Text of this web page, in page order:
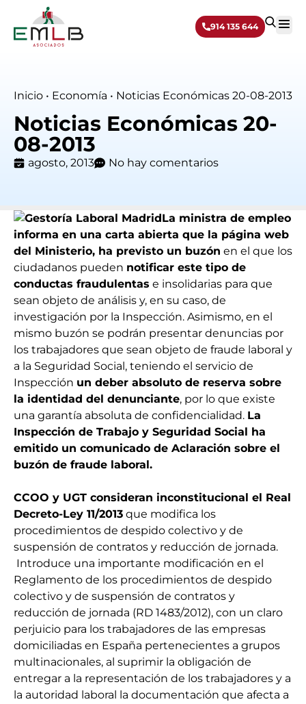
914 135 644
Inicio • Economía • Noticias Económicas 20-08-2013
Noticias Económicas 20-
08-2013
agosto, 2013 No hay comentarios
La ministra de empleo
informa en una carta abierta que la página web
del Ministerio, ha previsto un buzón en el que los
ciudadanos pueden notificar este tipo de
conductas fraudulentas e insolidarias para que
sean objeto de análisis y, en su caso, de
investigación por la Inspección. Asimismo, en el
mismo buzón se podrán presentar denuncias por
los trabajadores que sean objeto de fraude laboral y
a la Seguridad Social, teniendo el servicio de
Inspección un deber absoluto de reserva sobre
la identidad del denunciante, por lo que existe
una garantía absoluta de confidencialidad. La
Inspección de Trabajo y Seguridad Social ha
emitido un comunicado de Aclaración sobre el
buzón de fraude laboral.
CCOO y UGT consideran inconstitucional el Real
Decreto-Ley 11/2013 que modifica los
procedimientos de despido colectivo y de
suspensión de contratos y reducción de jornada.
Introduce una importante modificación en el
Reglamento de los procedimientos de despido
colectivo y de suspensión de contratos y
reducción de jornada (RD 1483/2012), con un claro
perjuicio para los trabajadores de las empresas
domiciliadas en España pertenecientes a grupos
multinacionales, al suprimir la obligación de
entregar a la representación de los trabajadores y a
la autoridad laboral la documentación que afecta a